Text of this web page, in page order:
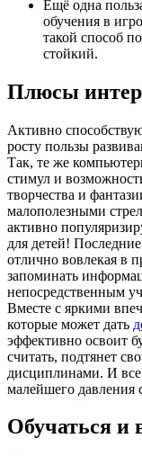
Ещё одна
обучения в
такой способ
стойкий.
Плюсы
Активно
росту пользы
Так, те же
стимул и
творчества и
малополезными
активно
для детей!
отлично вовлекая в
запоминать
непосредственным
Вместе с яркими
которые может дать
эффективно освоит
считать, подтянет
дисциплинами. И все
малейшего давления
Обучаться и